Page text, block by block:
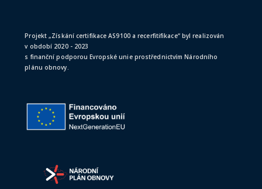
Projekt „Získání certifikace AS9100 a recerfitifikace“ byl realizován
v období 2020 - 2023
s finanční podporou Evropské unie prostřednictvím Národního
plánu obnovy.